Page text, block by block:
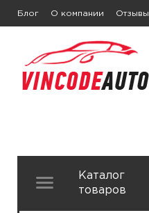
Блог О компании Отзывы
Каталог
товаров